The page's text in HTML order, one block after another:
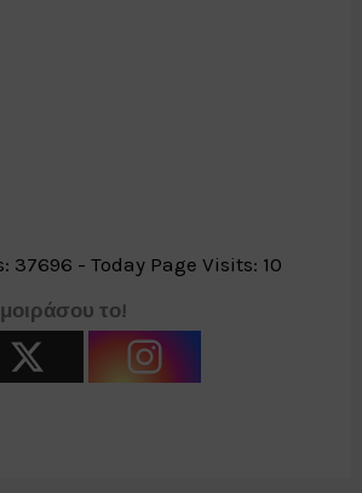
37696 - Today Page Visits: 10
το!